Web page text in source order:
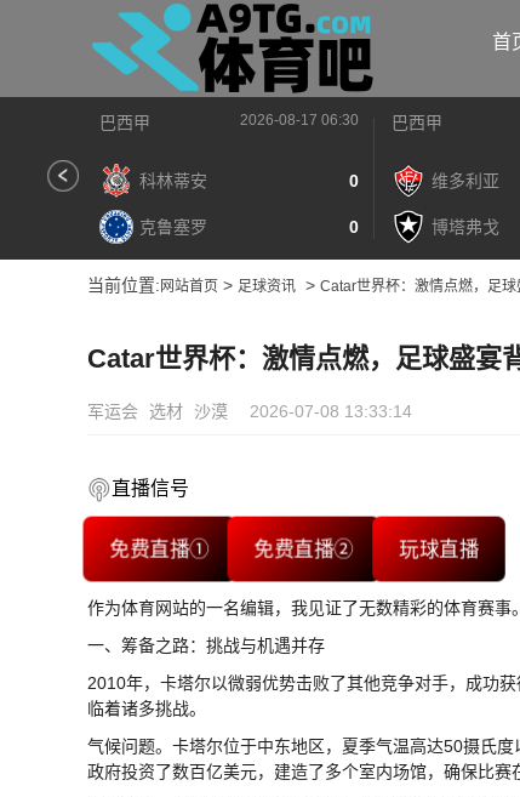
首
巴西甲 2026-08-17 06:30
科林蒂安 0
克鲁塞罗 0
巴西甲
维多利亚
博塔弗戈
当前位置: 网站首页 > 足球资讯 > Catar世界杯：激情点燃，足
Catar世界杯：激情点燃，足球盛宴
军运会 选材 沙漠 2026-07-08 13:33:14
直播信号
免费直播① 免费直播② 玩球直播
作为体育网站的一名编辑，我见证了无数精彩的体育赛
一、筹备之路：挑战与机遇并存
2010年，卡塔尔以微弱优势击败了其他竞争对手，成功
临着诸多挑战。
气候问题。卡塔尔位于中东地区，夏季气温高达50摄氏
政府投资了数百亿美元，建造了多个室内场馆，确保比赛